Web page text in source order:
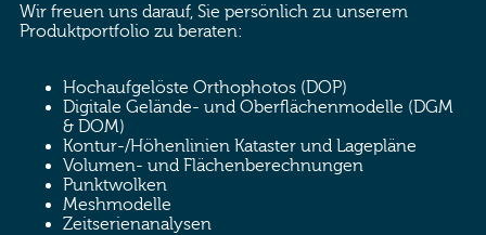
Wir freuen uns darauf, Sie persönlich zu unserem
Produktportfolio zu beraten:
Hochaufgelöste Orthophotos (DOP)
Digitale Gelände- und Oberflächenmodelle (DGM
& DOM)
Kontur-/Höhenlinien Kataster und Lagepläne
Volumen- und Flächenberechnungen
Punktwolken
Meshmodelle
Zeitserienanalysen